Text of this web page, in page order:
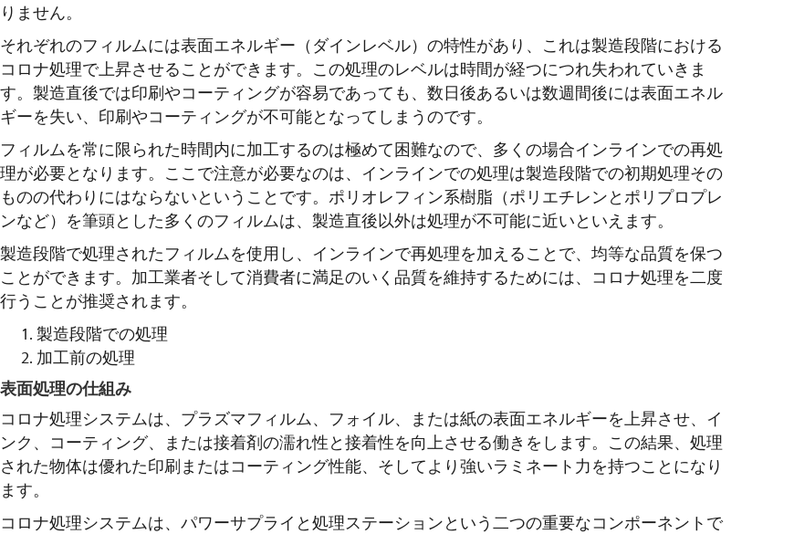
りません。
それぞれのフィルムには表面エネルギー（ダインレベル）の特性があり、これは製造段階における
コロナ処理で上昇させることができます。この処理のレベルは時間が経つにつれ失われていきま
す。製造直後では印刷やコーティングが容易であっても、数日後あるいは数週間後には表面エネル
ギーを失い、印刷やコーティングが不可能となってしまうのです。
フィルムを常に限られた時間内に加工するのは極めて困難なので、多くの場合インラインでの再処
理が必要となります。ここで注意が必要なのは、インラインでの処理は製造段階での初期処理その
ものの代わりにはならないということです。ポリオレフィン系樹脂（ポリエチレンとポリプロプレ
ンなど）を筆頭とした多くのフィルムは、製造直後以外は処理が不可能に近いといえます。
製造段階で処理されたフィルムを使用し、インラインで再処理を加えることで、均等な品質を保つ
ことができます。加工業者そして消費者に満足のいく品質を維持するためには、コロナ処理を二度
行うことが推奨されます。
製造段階での処理
加工前の処理
表面処理の仕組み
コロナ処理システムは、プラズマフィルム、フォイル、または紙の表面エネルギーを上昇させ、イ
ンク、コーティング、または接着剤の濡れ性と接着性を向上させる働きをします。この結果、処理
された物体は優れた印刷またはコーティング性能、そしてより強いラミネート力を持つことになり
ます。
コロナ処理システムは、パワーサプライと処理ステーションという二つの重要なコンポーネントで